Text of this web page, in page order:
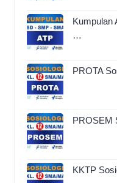
Kumpulan
…
PROTA
PROSEM
KKTP